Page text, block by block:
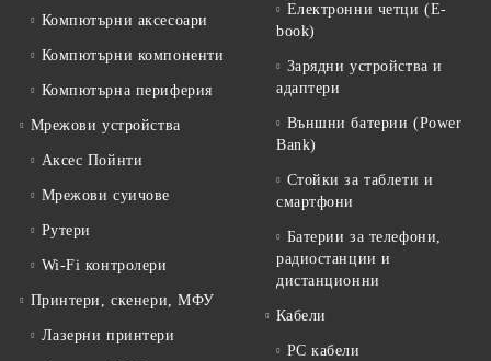
Компютърни аксесоари
Компютърни компоненти
Компютърна периферия
Мрежови устройства
Аксес Пойнти
Мрежови суичове
Рутери
Wi-Fi контролери
Принтери, скенери, МФУ
Лазерни принтери
Електронни четци (E-
book)
Зарядни устройства и
адаптери
Външни батерии (Power
Bank)
Стойки за таблети и
смартфони
Батерии за телефони,
радиостанции и
дистанционни
Кабели
PC кабели